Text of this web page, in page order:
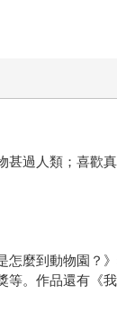
過人類；喜歡
麼到動物園？
。作品還有《